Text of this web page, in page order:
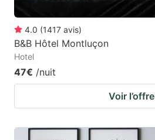
4.0 (1417 avis)
B&B Hôtel Montluçon
Hotel
47€ /nuit
Voir l’offre